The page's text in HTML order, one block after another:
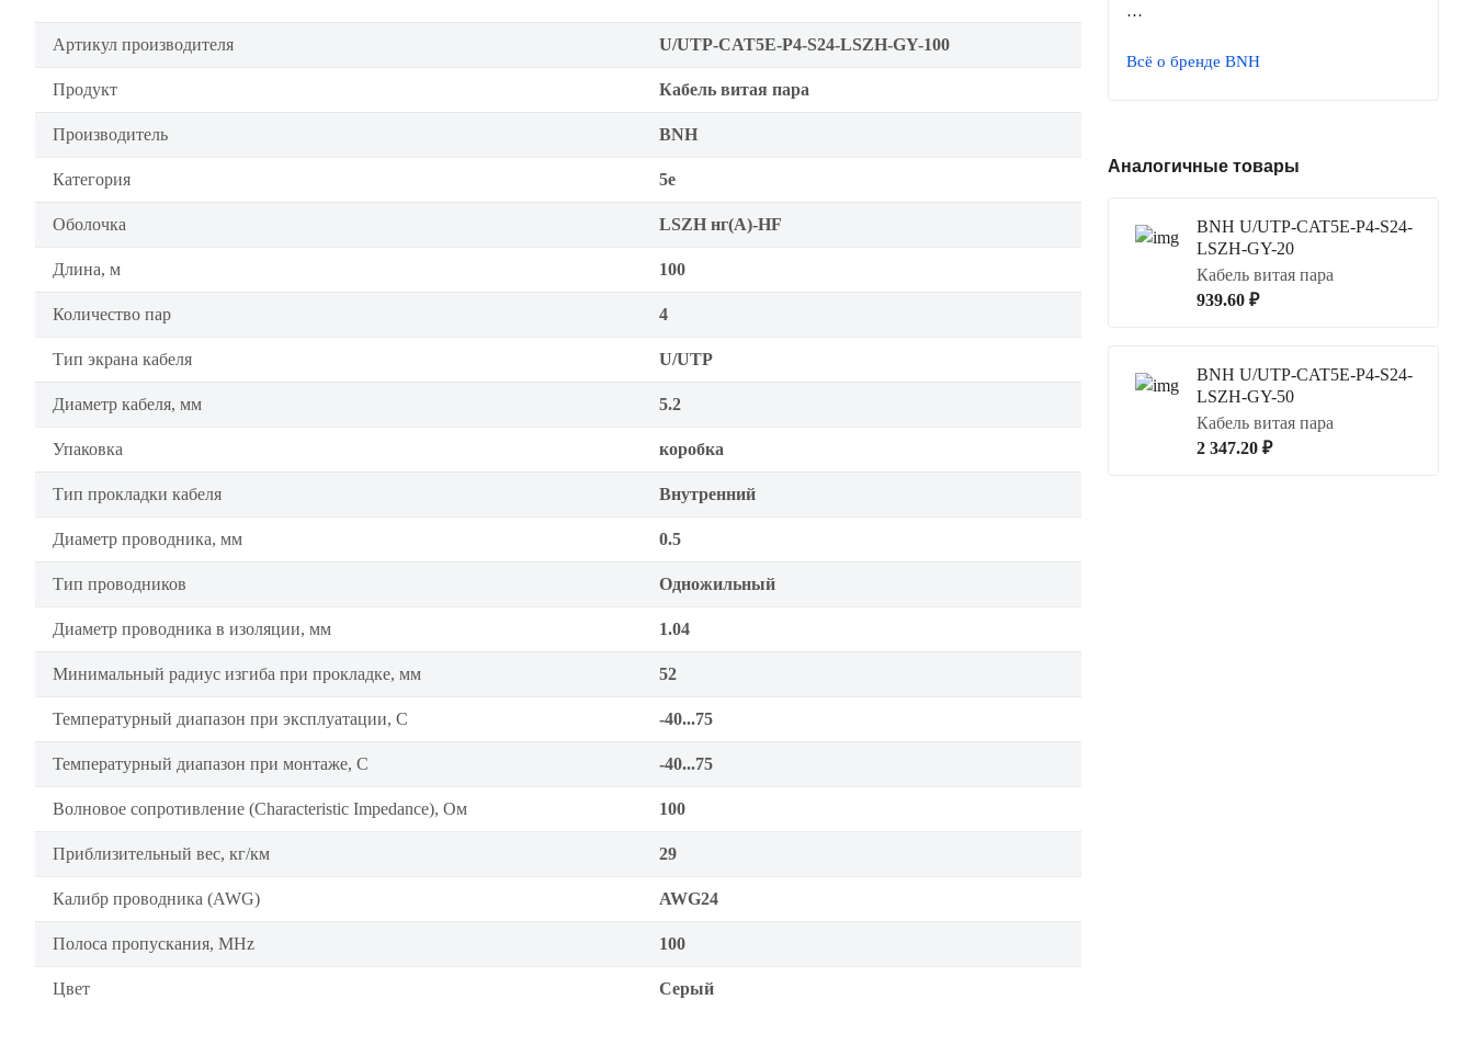
Артикул производителя U/UTP-CAT5E-P4-S24-LSZH-GY-100
Продукт Кабель витая пара
Производитель BNH
Категория 5е
Оболочка LSZH нг(A)-HF
Длина, м 100
Количество пар 4
Тип экрана кабеля U/UTP
Диаметр кабеля, мм 5.2
Упаковка коробка
Тип прокладки кабеля Внутренний
Диаметр проводника, мм 0.5
Тип проводников Одножильный
Диаметр проводника в изоляции, мм 1.04
Минимальный радиус изгиба при прокладке, мм 52
Температурный диапазон при эксплуатации, C -40...75
Температурный диапазон при монтаже, C -40...75
Волновое сопротивление (Characteristic Impedance), Ом 100
Приблизительный вес, кг/км 29
Калибр проводника (AWG) AWG24
Полоса пропускания, MHz 100
Цвет Серый
…
Всё о бренде BNH
Аналогичные товары
BNH U/UTP-CAT5E-P4-S24-
LSZH-GY-20
Кабель витая пара
939.60 ₽
BNH U/UTP-CAT5E-P4-S24-
LSZH-GY-50
Кабель витая пара
2 347.20 ₽